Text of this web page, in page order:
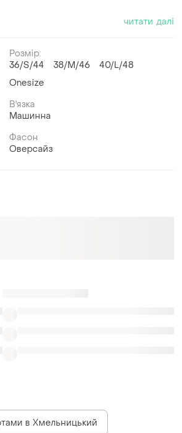
читати далі
Розмір:
36/S/44
38/M/46
40/L/48
Onesize
В'язка
Машинна
Фасон
Оверсайз